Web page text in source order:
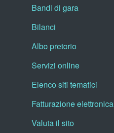
Bandi di gara
Bilanci
Albo pretorio
Servizi online
Elenco siti tematici
Fatturazione elettronica
Valuta il sito